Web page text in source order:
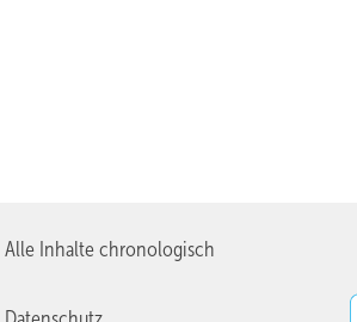
Alle Inhalte chronologisch